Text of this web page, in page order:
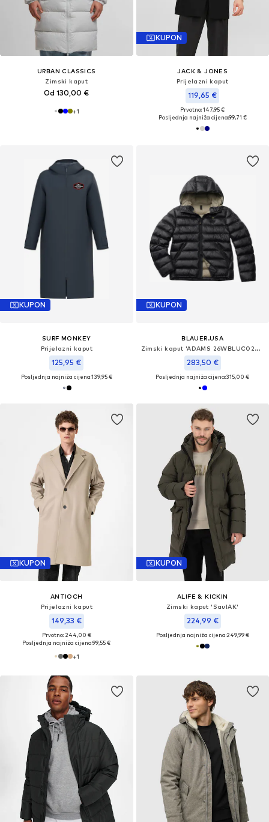
URBAN CLASSICS
Zimski kaput
Od 130,00 €
+1
KUPON
JACK & JONES
Prijelazni kaput
119,65 €
Prvotno: 147,95 €
Posljednja najniža cijena:99,71 €
KUPON
SURF MONKEY
Prijelazni kaput
125,95 €
Posljednja najniža cijena:139,95 €
KUPON
BLAUER.USA
Zimski kaput 'ADAMS 26WBLUC02054'
283,50 €
Posljednja najniža cijena:315,00 €
KUPON
ANTIOCH
Prijelazni kaput
149,33 €
Prvotno: 244,00 €
Posljednja najniža cijena:99,55 €
+1
KUPON
ALIFE & KICKIN
Zimski kaput 'SaulAK'
224,99 €
Posljednja najniža cijena:249,99 €